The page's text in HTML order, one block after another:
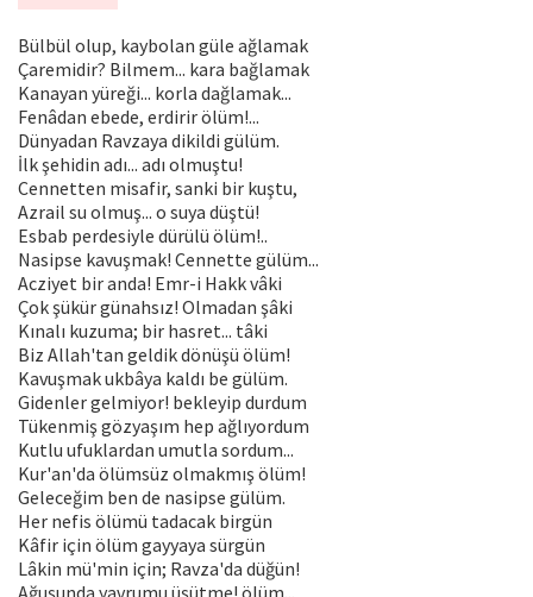
Bülbül olup, kaybolan güle ağlamak
Çaremidir? Bilmem... kara bağlamak
Kanayan yüreği... korla dağlamak...
Fenâdan ebede, erdirir ölüm!...
Dünyadan Ravzaya dikildi gülüm.
İlk şehidin adı... adı olmuştu!
Cennetten misafir, sanki bir kuştu,
Azrail su olmuş... o suya düştü!
Esbab perdesiyle dürülü ölüm!..
Nasipse kavuşmak! Cennette gülüm...
Acziyet bir anda! Emr-i Hakk vâki
Çok şükür günahsız! Olmadan şâki
Kınalı kuzuma; bir hasret... tâki
Biz Allah'tan geldik dönüşü ölüm!
Kavuşmak ukbâya kaldı be gülüm.
Gidenler gelmiyor! bekleyip durdum
Tükenmiş gözyaşım hep ağlıyordum
Kutlu ufuklardan umutla sordum...
Kur'an'da ölümsüz olmakmış ölüm!
Geleceğim ben de nasipse gülüm.
Her nefis ölümü tadacak birgün
Kâfir için ölüm gayyaya sürgün
Lâkin mü'min için; Ravza'da düğün!